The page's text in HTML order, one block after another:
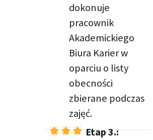
dokonuje
pracownik
Akademickiego
Biura Karier w
oparciu o listy
obecności
zbierane podczas
zajęć.
Etap 3.: